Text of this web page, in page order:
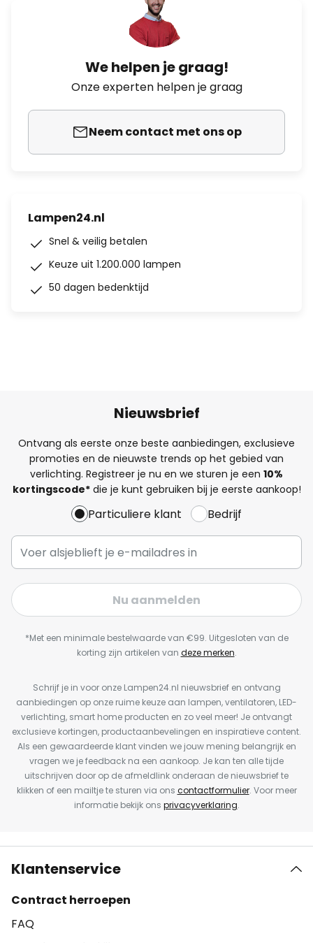
We helpen je graag!
Onze experten helpen je graag
Neem contact met ons op
Lampen24.nl
Snel & veilig betalen
Keuze uit 1.200.000 lampen
50 dagen bedenktijd
Nieuwsbrief
Ontvang als eerste onze beste aanbiedingen, exclusieve
promoties en de nieuwste trends op het gebied van
verlichting. Registreer je nu en we sturen je een 10%
kortingscode*die je kunt gebruiken bij je eerste aankoop!
Particuliere klant Bedrijf
Nu aanmelden
*Met een minimale bestelwaarde van €99. Uitgesloten van de
korting zijn artikelen van deze merken.
Schrijf je in voor onze Lampen24.nl nieuwsbrief en ontvang
aanbiedingen op onze ruime keuze aan lampen, ventilatoren, LED-
verlichting, smart home producten en zo veel meer! Je ontvangt
exclusieve kortingen, productaanbevelingen en inspiratieve content.
Als een gewaardeerde klant vinden we jouw mening belangrijk en
vragen we je feedback na een aankoop. Je kan ten alle tijde
uitschrijven door op de afmeldlink onderaan de nieuwsbrief te
klikken of een mailtje te sturen via ons contactformulier. Voor meer
informatie bekijk ons privacyverklaring.
Klantenservice
Contract herroepen
FAQ